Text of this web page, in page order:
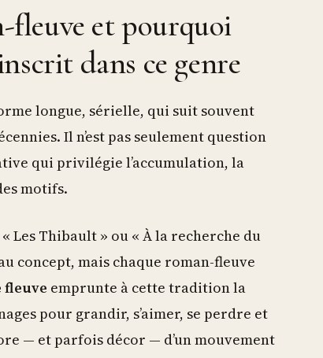
fleuve et pourquoi
dans ce genre
longue, sérielle, qui suit souvent
Il n’est pas seulement question
qui privilégie l’accumulation, la
motifs.
Les Thibault » ou « À la recherche du
concept, mais chaque roman-fleuve
fleuve emprunte à cette tradition la
pour grandir, s’aimer, se perdre et
— et parfois décor — d’un mouvement